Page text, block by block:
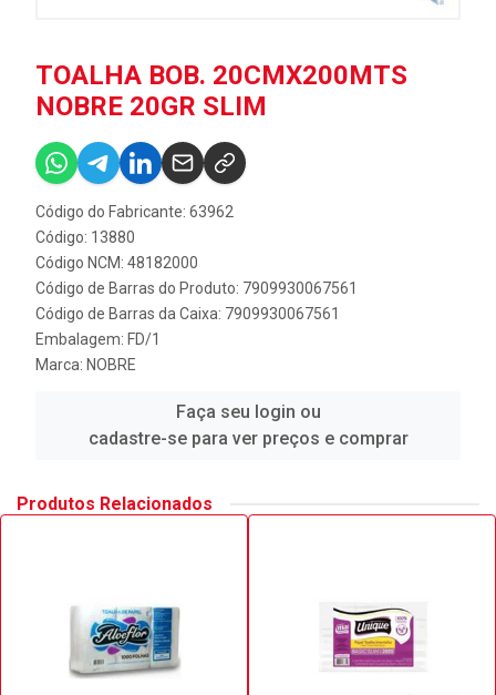
TOALHA BOB. 20CMX200MTS
NOBRE 20GR SLIM
Código do Fabricante: 63962
Código: 13880
Código NCM: 48182000
Código de Barras do Produto: 7909930067561
Código de Barras da Caixa: 7909930067561
Embalagem: FD/1
Marca: NOBRE
Faça seu login ou
cadastre-se para ver preços e comprar
Produtos Relacionados